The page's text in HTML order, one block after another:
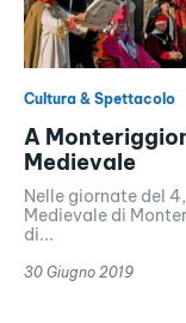
Cultura & Spettacolo
A
Medievale
Nelle giornate del
Medievale di
di...
30 Giugno 2019